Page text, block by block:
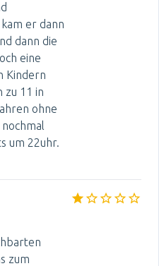
er dann
dann die
eine
Kindern
zu 11 in
ohne
um 22uhr.
zum